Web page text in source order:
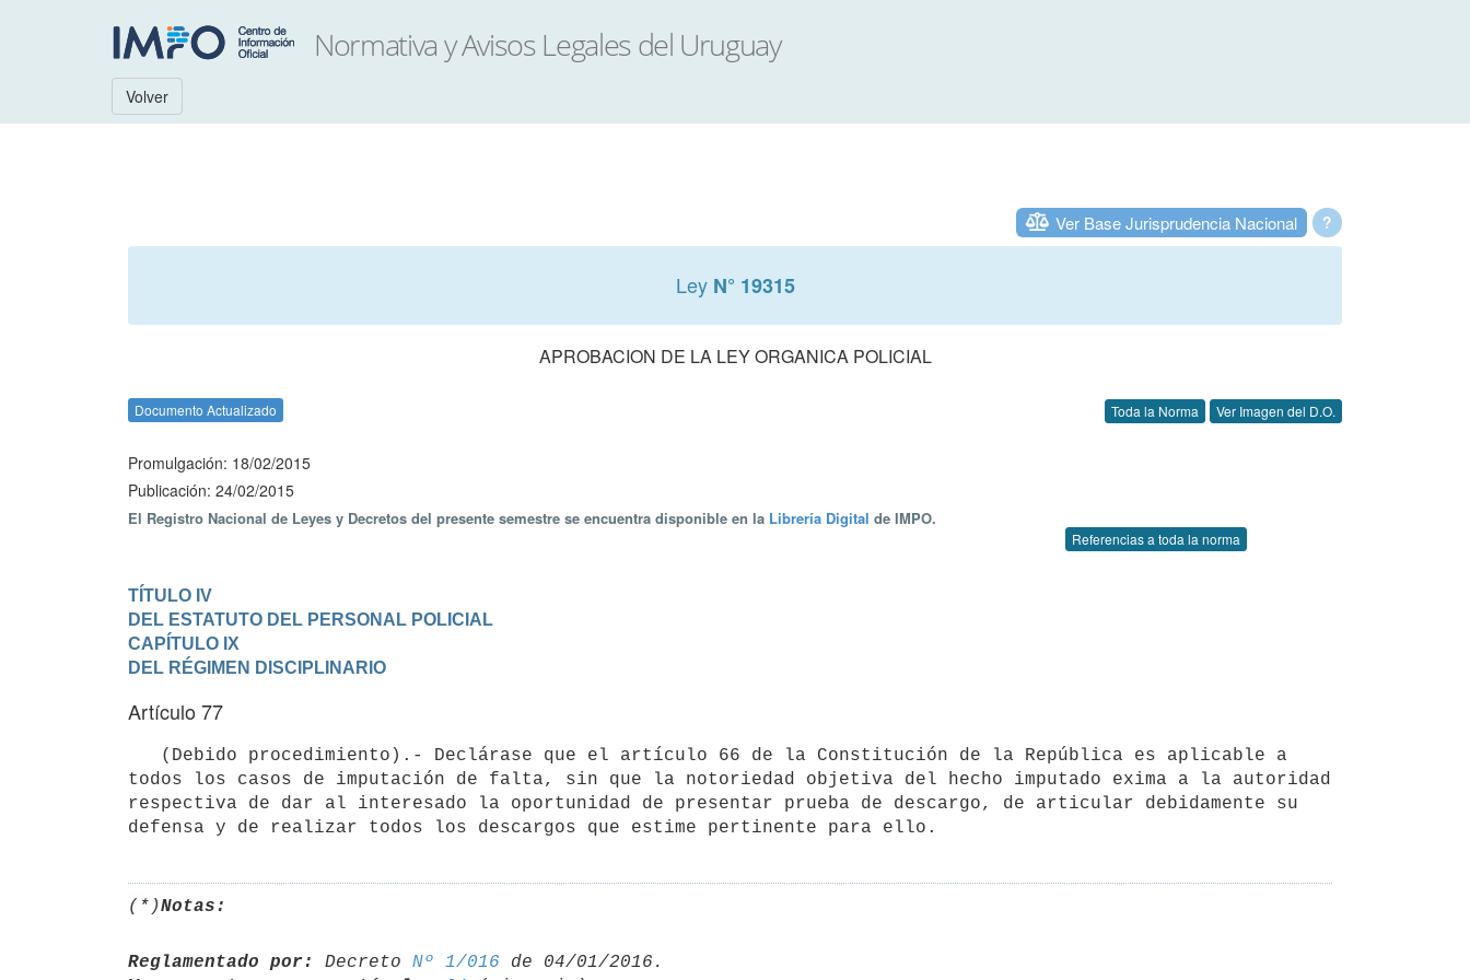
Volver
?
Ver Base Jurisprudencia Nacional
Ley N° 19315
APROBACION DE LA LEY ORGANICA POLICIAL
Documento Actualizado Toda la Norma Ver Imagen del D.O.
Promulgación: 18/02/2015
Publicación: 24/02/2015
El Registro Nacional de Leyes y Decretos del presente semestre se encuentra disponible en la Librería Digital de IMPO.
Referencias a toda la norma
TÍTULO IV
DEL ESTATUTO DEL PERSONAL POLICIAL
CAPÍTULO IX
DEL RÉGIMEN DISCIPLINARIO
Artículo 77
todos los casos de imputación de falta, sin que la notoriedad objetiva del hecho imputado exima a la autoridad
respectiva de dar al interesado la oportunidad de presentar prueba de descargo, de articular debidamente su
(*)Notas:
Reglamentado por: Decreto Nº 1/016